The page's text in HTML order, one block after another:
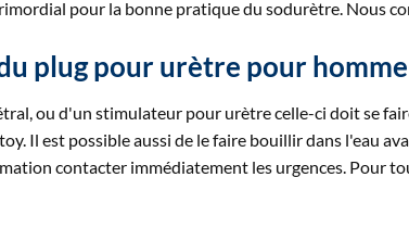
pour la bonne pratique du sodurètre. Nous
plug pour urètre pour homme
ou d'un stimulateur pour urètre celle-ci doit se
Il est possible aussi de le faire bouillir dans l'eau
contacter immédiatement les urgences. Pour